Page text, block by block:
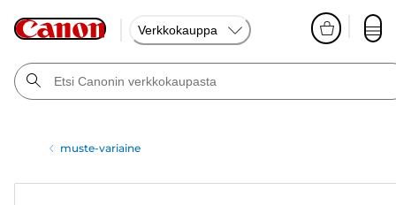
Verkkokauppa
muste-variaine